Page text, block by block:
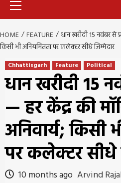
HOME FEATURE
धान खरीदी 15 नवंबर से
किसी भी अनियमितता पर कलेक्टर सीधे जिम्मेदार
Chhattisgarh Feature Political
धान खरीदी 15
— हर केंद्र की
अनिवार्य; किसी
पर कलेक्टर सीधे
10 months ago Arvind